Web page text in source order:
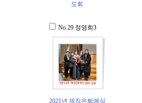
도회
No.29 정영희3
2021년 제직은퇴예식